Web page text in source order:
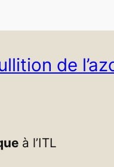
de
à l’ITL